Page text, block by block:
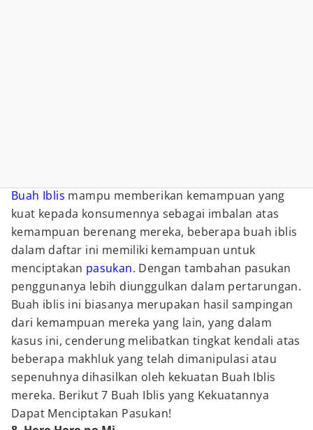
Buah Iblis mampu memberikan kemampuan yang
kuat kepada konsumennya sebagai imbalan atas
kemampuan berenang mereka, beberapa buah iblis
dalam daftar ini memiliki kemampuan untuk
menciptakan pasukan. Dengan tambahan pasukan
penggunanya lebih diunggulkan dalam pertarungan.
Buah iblis ini biasanya merupakan hasil sampingan
dari kemampuan mereka yang lain, yang dalam
kasus ini, cenderung melibatkan tingkat kendali atas
beberapa makhluk yang telah dimanipulasi atau
sepenuhnya dihasilkan oleh kekuatan Buah Iblis
mereka. Berikut 7 Buah Iblis yang Kekuatannya
Dapat Menciptakan Pasukan!